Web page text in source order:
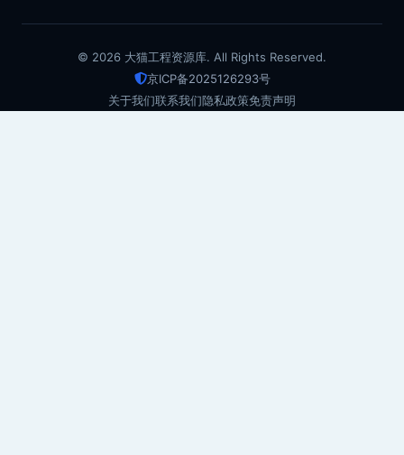
© 2026 大猫工程资源库. All Rights Reserved.
京ICP备2025126293号
关于我们联系我们隐私政策免责声明